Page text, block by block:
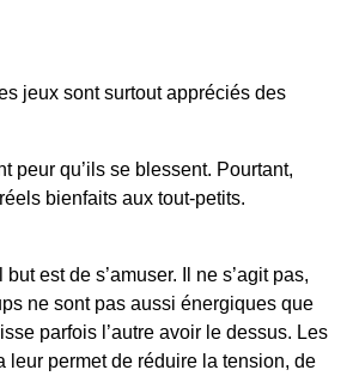
jeux sont surtout appréciés des
peur qu’ils se blessent. Pourtant,
bienfaits aux tout-petits.
est de s’amuser. Il ne s’agit pas,
ne sont pas aussi énergiques que
parfois l’autre avoir le dessus. Les
leur permet de réduire la tension, de